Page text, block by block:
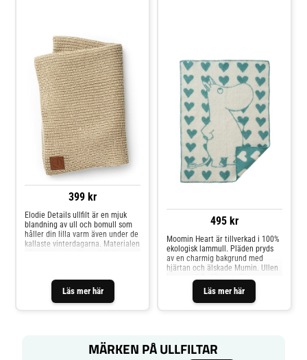
399 kr
Läs mer här
Elodie Details ullfilt är en mjuk
blandning av ull och bomull som
håller din lilla varm även under de
kallaste vinterdagarna. Materialen
alla situationer där du behöver ett
varmare skydd för ditt barn, både
hemma och när du är på språng.
495 kr
Läs mer här
Moomin Heart är tillverkad i 100%
ekologisk lammull. Pläden pryds
av en charmig bakgrund med
hjärtan och älskade Mumin. Ullen
kommer från får som fötts upp
helt utan kemikalier, pesticider
eller antibiotika, vilket gör filten
både skonsam mot barnets hud
MÄRKEN PÅ ULLFILTAR